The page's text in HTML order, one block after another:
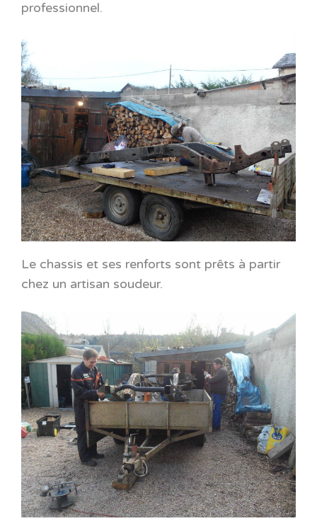
professionnel.
Le chassis et ses renforts sont prêts à partir
chez un artisan soudeur.